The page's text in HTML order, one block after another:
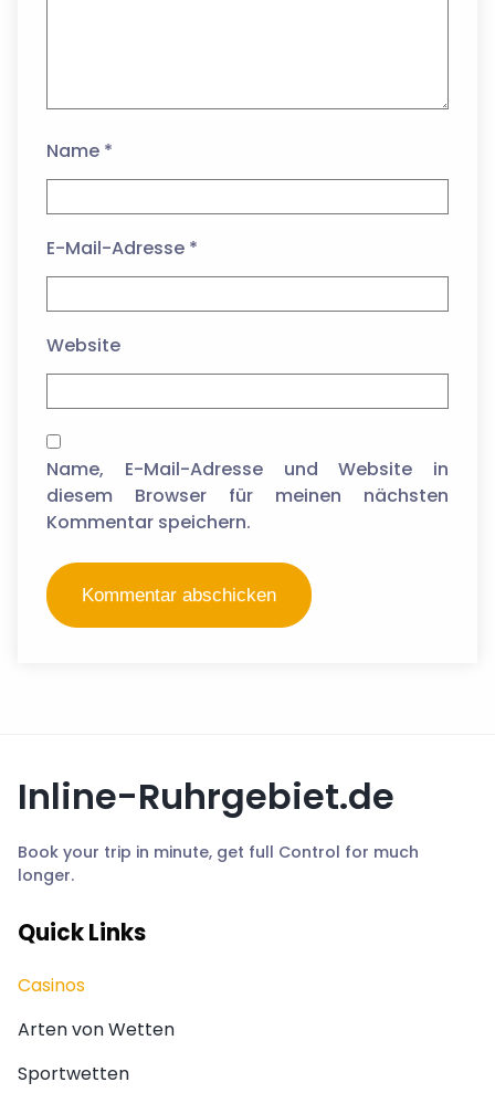
Name *
E-Mail-Adresse *
Website
Name, E-Mail-Adresse und Website in
diesem Browser für meinen nächsten
Kommentar speichern.
Inline-Ruhrgebiet.de
Book your trip in minute, get full Control for much
longer.
Quick Links
Casinos
Arten von Wetten
Sportwetten